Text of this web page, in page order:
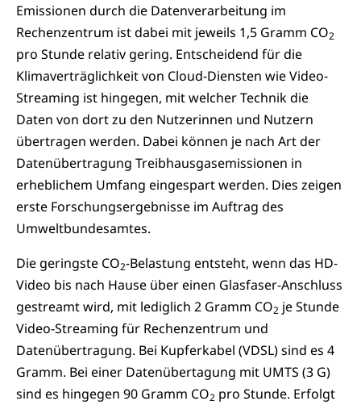
Emissionen durch die Datenverarbeitung im
Rechenzentrum ist dabei mit jeweils 1,5 Gramm CO2
pro Stunde relativ gering. Entscheidend für die
Klimaverträglichkeit von Cloud-Diensten wie Video-
Streaming ist hingegen, mit welcher Technik die
Daten von dort zu den Nutzerinnen und Nutzern
übertragen werden. Dabei können je nach Art der
Datenübertragung Treibhausgasemissionen in
erheblichem Umfang eingespart werden. Dies zeigen
erste Forschungsergebnisse im Auftrag des
Umweltbundesamtes.
Die geringste CO2-Belastung entsteht, wenn das HD-
Video bis nach Hause über einen Glasfaser-Anschluss
gestreamt wird, mit lediglich 2 Gramm CO2 je Stunde
Video-Streaming für Rechenzentrum und
Datenübertragung. Bei Kupferkabel (VDSL) sind es 4
Gramm. Bei einer Datenübertagung mit UMTS (3 G)
sind es hingegen 90 Gramm CO2 pro Stunde. Erfolgt